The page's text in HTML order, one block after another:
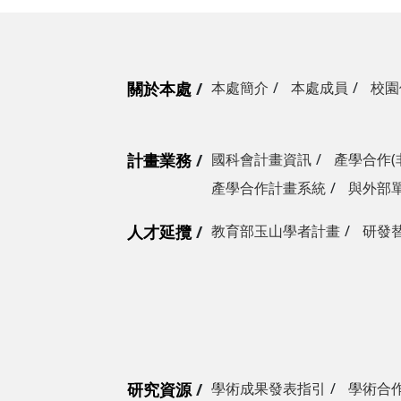
關於本處 本處簡介 本處成員 校
計畫業務 國科會計畫資訊
產學合作(
產學合作計畫系統
與外部
人才延攬 教育部玉山學者計畫 研發
研究資源 學術成果發表指引 學術合